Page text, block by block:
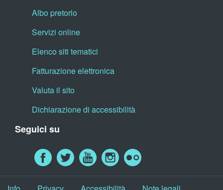
Albo pretorio
Servizi online
Elenco siti tematici
Fatturazione elettronica
Valuta il sito
Dichiarazione di accessibilità
Seguici su